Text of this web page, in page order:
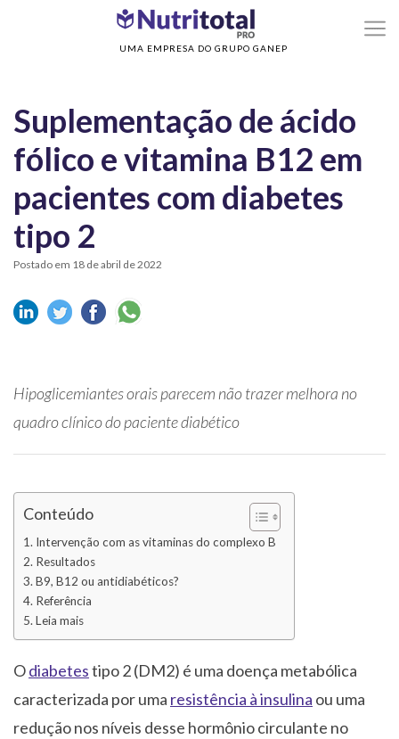
UMA EMPRESA DO GRUPO GANEP
Suplementação de ácido fólico e vitamina B12 em pacientes
Suplementação de ácido
fólico e vitamina B12 em
pacientes com diabetes
tipo 2
Postado em 18 de abril de 2022
Hipoglicemiantes orais parecem não trazer melhora no
quadro clínico do paciente diabético
Conteúdo
Intervenção com as vitaminas do complexo B
Resultados
B9, B12 ou antidiabéticos?
Referência
Leia mais
Odiabetestipo 2 (DM2) é uma doença metabólica
caracterizada por uma resistência à insulina ou uma
redução nos níveis desse hormônio circulante no